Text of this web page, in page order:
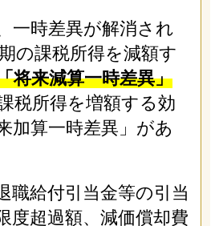
一時差異が解消され
の課税所得を減額す
将来減算一時差異」
税所得を増額する効
加算一時差異」があ
職給付引当金等の引当
度超過額、減価償却費